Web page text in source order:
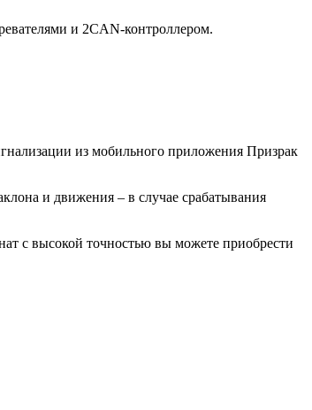
и 2CAN-контроллером.
из мобильного приложения Призрак
и движения – в случае срабатывания
с высокой точностью вы можете приобрести